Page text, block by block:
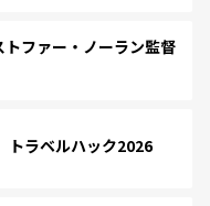
ファー・ノーラン監督
ラベルハック2026